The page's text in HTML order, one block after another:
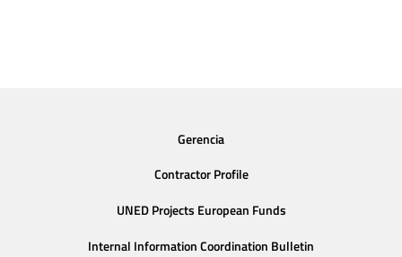
Gerencia
Contractor Profile
UNED Projects European Funds
Internal Information Coordination Bulletin